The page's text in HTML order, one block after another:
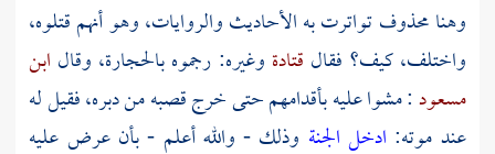
وهنا محذوف تواترت به الأحاديث والروايات، وهو أنهم قتلوه،
واختلف، كيف؟ فقال قتادة وغيره: رجموه بالحجارة، وقال ابن
مسعود: مشوا عليه بأقدامهم حتى خرج قصبه من دبره، فقيل له
عند موته: ادخل الجنة وذلك - والله أعلم - بأن عرض عليه